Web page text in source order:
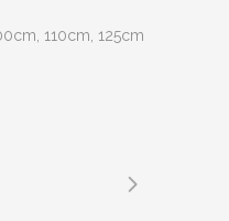
110cm, 125cm